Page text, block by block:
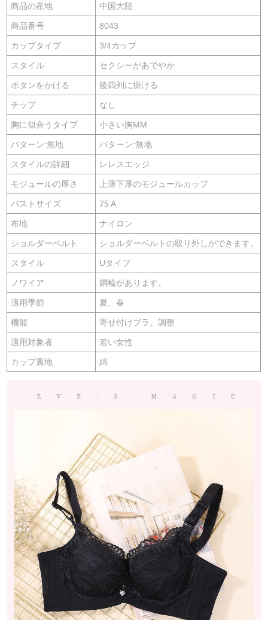
商品の産地 中国大陸
商品番号 8043
カップタイプ 3/4カップ
スタイル セクシーがあでやか
ボタンをかける 後四列に掛ける
チップ なし
胸に似合うタイプ 小さい胸MM
パターン:無地 パターン:無地
スタイルの詳細 レレスエッジ
モジュールの厚さ 上薄下厚のモジュールカップ
バストサイズ 75 A
布地 ナイロン
ショルダーベルト ショルダーベルトの取り外しができます。
スタイル Uタイプ
ノワイア 鋼輪があります。
適用季節 夏、春
機能 寄せ付けブラ、調整
適用対象者 若い女性
カップ裏地 綿